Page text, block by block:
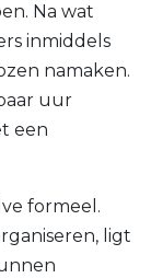
Na wat
inmiddels
namaken.
uur
een
formeel.
ligt